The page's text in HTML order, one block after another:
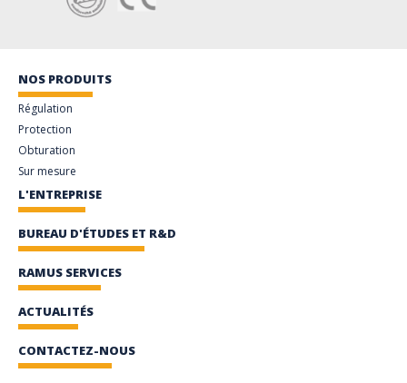
NOS PRODUITS
Régulation
Protection
Obturation
Sur mesure
L'ENTREPRISE
BUREAU D'ÉTUDES ET R&D
RAMUS SERVICES
ACTUALITÉS
CONTACTEZ-NOUS